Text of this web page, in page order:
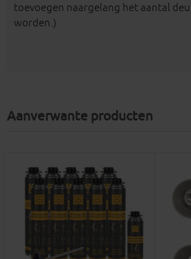
toevoegen naargelang het aantal
worden.)
Aanverwante producten